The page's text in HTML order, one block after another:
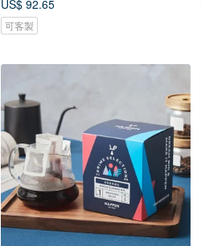
US$ 92.65
可客製